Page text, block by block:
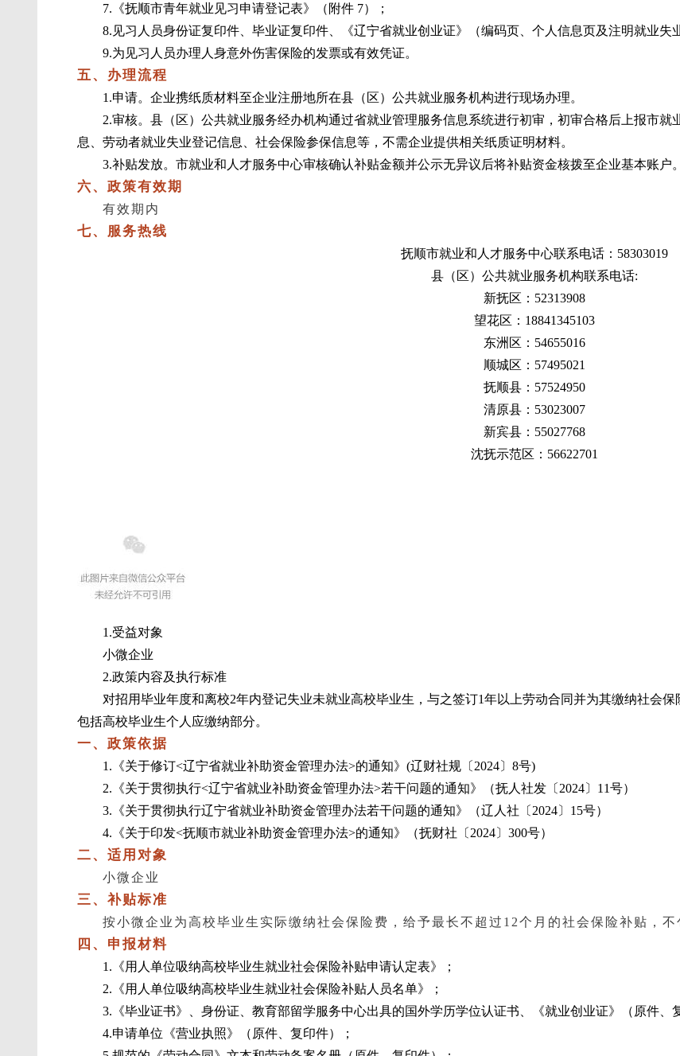
7.《抚顺市青年就业见习申请登记表》（附件 7）；
8.见习人员身份证复印件、毕业证复印件、《辽宁省就业创业证》（编码页、个人信息页及注明就业失
9.为见习人员办理人身意外伤害保险的发票或有效凭证。
五、办理流程
1.申请。企业携纸质材料至企业注册地所在县（区）公共就业服务机构进行现场办理。
2.审核。县（区）公共就业服务经办机构通过省就业管理服务信息系统进行初审，初审合格后上报市
息、劳动者就业失业登记信息、社会保险参保信息等，不需企业提供相关纸质证明材料。
3.补贴发放。市就业和人才服务中心审核确认补贴金额并公示无异议后将补贴资金核拨至企业基本账户。
六、政策有效期
有效期内
七、服务热线
抚顺市就业和人才服务中心联系电话：58303019
县（区）公共就业服务机构联系电话:
新抚区：52313908
望花区：18841345103
东洲区：54655016
顺城区：57495021
抚顺县：57524950
清原县：53023007
新宾县：55027768
沈抚示范区：56622701
1.受益对象
小微企业
2.政策内容及执行标准
对招用毕业年度和离校2年内登记失业未就业高校毕业生，与之签订1年以上劳动合同并为其缴纳社会
包括高校毕业生个人应缴纳部分。
一、政策依据
1.《关于修订<辽宁省就业补助资金管理办法>的通知》(辽财社规〔2024〕8号)
2.《关于贯彻执行<辽宁省就业补助资金管理办法>若干问题的通知》（抚人社发〔2024〕11号）
3.《关于贯彻执行辽宁省就业补助资金管理办法若干问题的通知》（辽人社〔2024〕15号）
4.《关于印发<抚顺市就业补助资金管理办法>的通知》（抚财社〔2024〕300号）
二、适用对象
小微企业
三、补贴标准
按小微企业为高校毕业生实际缴纳社会保险费，给予最长不超过12个月的社会保险补贴，不
四、申报材料
1.《用人单位吸纳高校毕业生就业社会保险补贴申请认定表》；
2.《用人单位吸纳高校毕业生就业社会保险补贴人员名单》；
3.《毕业证书》、身份证、教育部留学服务中心出具的国外学历学位认证书、《就业创业证》（原件、
4.申请单位《营业执照》（原件、复印件）；